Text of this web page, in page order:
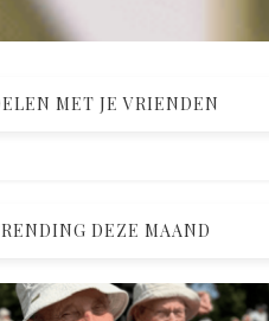
MET JE VRIENDEN
DEZE MAAND